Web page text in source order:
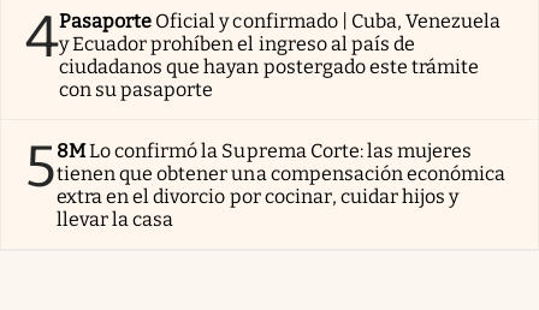
4Pasaporte Oficial y confirmado | Cuba, Venezuela
y Ecuador prohíben el ingreso al país de
ciudadanos que hayan postergado este trámite
con su pasaporte
58MLo confirmó la Suprema Corte: las mujeres
tienen que obtener una compensación económica
extra en el divorcio por cocinar, cuidar hijos y
llevar la casa